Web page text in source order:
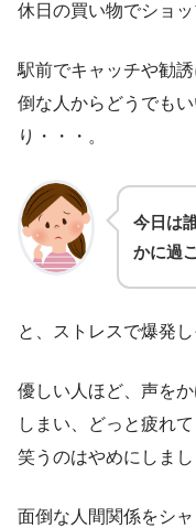
休日の買い物でショ
駅前でキャッチや勧
倒な人からどうでも
り・・・。
今日は
かに過
と、ストレスで爆発
優しい人ほど、声を
しまい、どっと疲れ
笑うのはやめにしまし
面倒な人間関係をシ